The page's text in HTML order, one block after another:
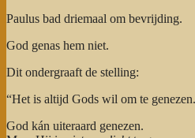
Paulus bad driemaal om bevrijding.
God genas hem niet.
Dit ondergraaft de stelling:
“Het is altijd Gods wil om te
God kán uiteraard genezen.